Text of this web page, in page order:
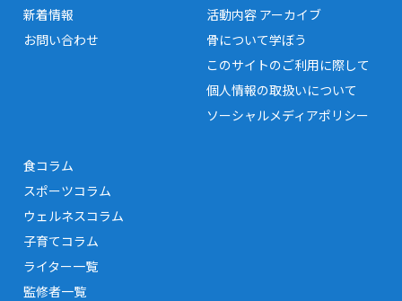
新着情報
お問い合わせ
活動内容 アーカイブ
骨について学ぼう
このサイトのご利用に際して
個人情報の取扱いについて
ソーシャルメディアポリシー
食コラム
スポーツコラム
ウェルネスコラム
子育てコラム
ライター一覧
監修者一覧